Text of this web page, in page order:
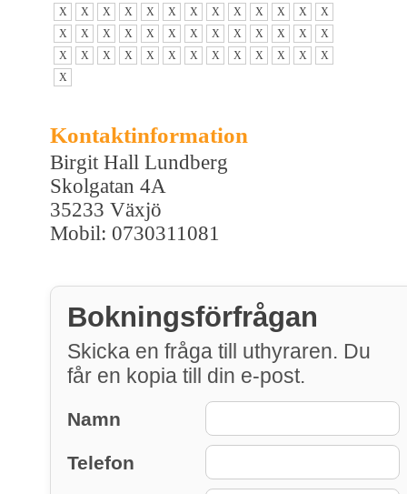
X
X X X X X X X X X X X
X
X
X X X X X X X X X X X
X
X
X X X X X X X X X X X
X
X
Kontaktinformation
Birgit Hall Lundberg
Skolgatan 4A
35233 Växjö
Mobil: 0730311081
Bokningsförfrågan
Skicka en fråga till uthyraren. Du
får en kopia till din e-post.
Namn
Telefon